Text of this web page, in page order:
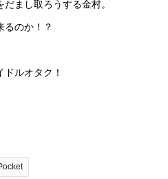
まし取ろうする金村。
るのか！？
ルオタク！